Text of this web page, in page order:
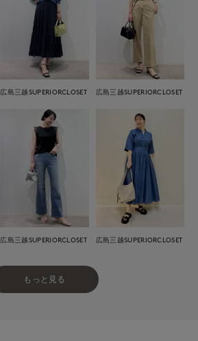
広島三越SUPERIORCLOSET 広島三越SUPERIORCLOSET
広島三越SUPERIORCLOSET 広島三越SUPERIORCLOSET
もっと見る